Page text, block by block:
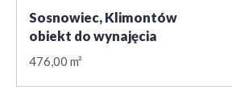
Sosnowiec, Klimontów
obiekt do wynajęcia
476,00 m²